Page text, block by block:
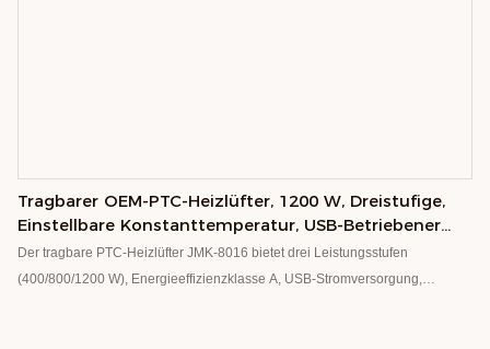
Tragbarer OEM-PTC-Heizlüfter, 1200 W, Dreistufige,
Einstellbare Konstanttemperatur, USB-Betriebener
Tischheizlüfter
Der tragbare PTC-Heizlüfter JMK-8016 bietet drei Leistungsstufen
(400/800/1200 W), Energieeffizienzklasse A, USB-Stromversorgung,